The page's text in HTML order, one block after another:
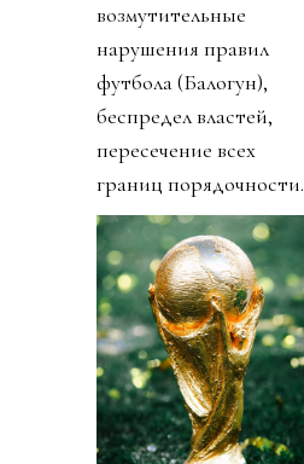
возмутительные
нарушения правил
футбола (Балогун),
беспредел властей,
пересечение всех
границ порядочности.